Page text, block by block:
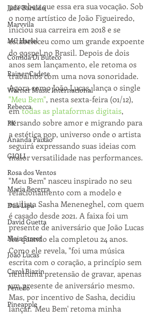
Jade Baraldo
Marvvila
MC Hariel
Comida Di Buteco
Rainer Cadete
Warner Music Internacional
Rebecca
PK
Ananda Paixão
GIOLI
Rosa dos Ventos
Maria Becerra
Dua Lipa
David Guetta
MainStreet
João Lucas
Carol Biazin
Penedo
Pineapple
percebeu que essa era sua vocação. Sob
o nome artístico de João Figueiredo,
iniciou sua carreira em 2018 e se
estabeleceu como um grande expoente
do gospel no Brasil. Depois de dois
anos sem lançamento, ele retoma os
trabalhos com uma nova sonoridade.
Agora como João Lucas, lança o single
"Meu Bem", nesta sexta-feira (01/12),
em todas as plataformas digitais,
versando sobre amor e migrando para
a estética pop, universo onde o artista
seguirá expressando suas ideias com
maior versatilidade nas performances.
"Meu Bem" nasceu inspirado no seu
relacionamento com a modelo e
estilista Sasha Meneneghel, com quem
é casado desde 2021. A faixa foi um
presente de aniversário que João Lucas
fez quando ela completou 24 anos.
Como ele revela, "foi uma música
escrita com o coração, a princípio sem
nenhuma pretensão de gravar, apenas
um presente de aniversário mesmo.
Mas, por incentivo de Sasha, decidiu
lançar. 'Meu Bem' retoma minha